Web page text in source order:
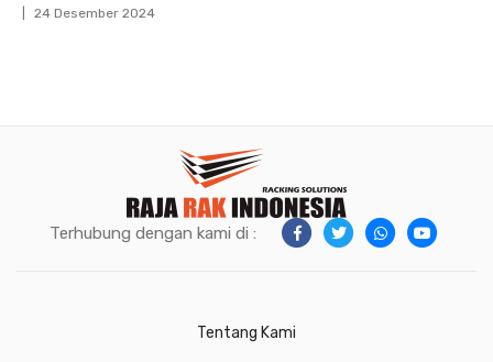
24 Desember 2024
Terhubung dengan kami di :
Tentang Kami